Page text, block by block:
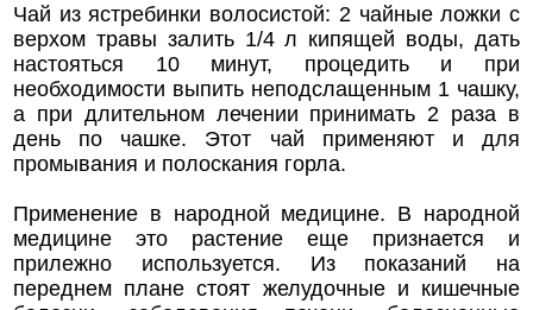
Чай из ястребинки волосистой: 2 чайные ложки с
верхом травы залить 1/4 л кипящей воды, дать
настояться 10 минут, процедить и при
необходимости выпить неподслащенным 1 чашку,
а при длительном лечении принимать 2 раза в
день по чашке. Этот чай применяют и для
промывания и полоскания горла.
Применение в народной медицине. В народной
медицине это растение еще признается и
прилежно используется. Из показаний на
переднем плане стоят желудочные и кишечные